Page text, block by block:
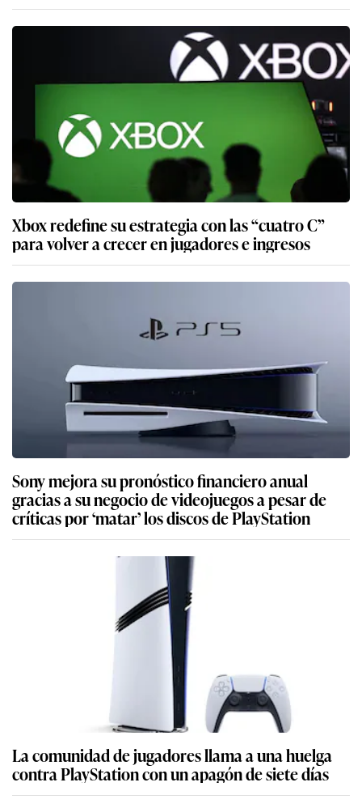
Xbox redefine su estrategia con las “cuatro C”
para volver a crecer en jugadores e ingresos
Sony mejora su pronóstico financiero anual
gracias a su negocio de videojuegos a pesar de
críticas por ‘matar’ los discos de PlayStation
La comunidad de jugadores llama a una huelga
contra PlayStation con un apagón de siete días